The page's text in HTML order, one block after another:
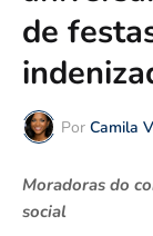
de
Por Camila
Moradoras do
social